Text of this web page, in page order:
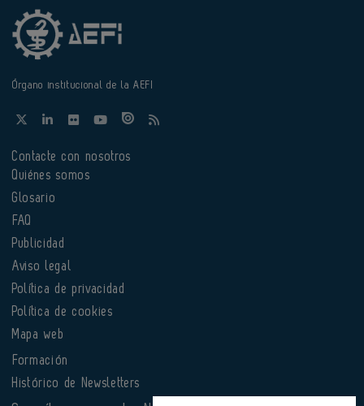
Órgano institucional de la AEFI
Contacte con nosotros
Quiénes somos
Glosario
FAQ
Publicidad
Aviso legal
Política de privacidad
Política de cookies
Mapa web
Formación
Histórico de Newsletters